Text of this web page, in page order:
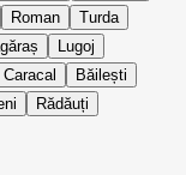
Roman
Turda
Lugoj
Caracal
Băilești
Rădăuți